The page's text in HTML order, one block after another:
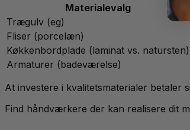
Materialevalg
Trægulv (eg)
Fliser (porcelæn)
Køkkenbordplade (laminat vs. natursten)
Armaturer (badeværelse)
At investere i kvalitetsmaterialer betaler
Find håndværkere der kan realisere dit